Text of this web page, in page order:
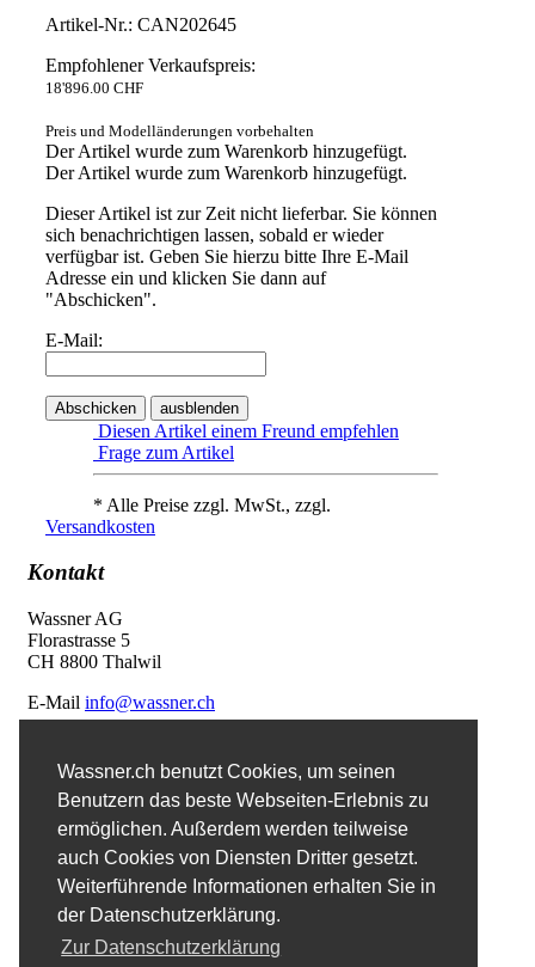
Wassner.ch benutzt Cookies, um seinen
Benutzern das beste Webseiten-Erlebnis zu
ermöglichen. Außerdem werden teilweise
auch Cookies von Diensten Dritter gesetzt.
Weiterführende Informationen erhalten Sie in
der Datenschutzerklärung.
Zur Datenschutzerklärung
Artikel-Nr.: CAN202645
Empfohlener Verkaufspreis:
18'896.00 CHF
Preis und Modelländerungen vorbehalten
Der Artikel wurde zum Warenkorb hinzugefügt.
Der Artikel wurde zum Warenkorb hinzugefügt.
Dieser Artikel ist zur Zeit nicht lieferbar. Sie können
sich benachrichtigen lassen, sobald er wieder
verfügbar ist. Geben Sie hierzu bitte Ihre E-Mail
Adresse ein und klicken Sie dann auf
"Abschicken".
E-Mail:
Abschicken ausblenden
Diesen Artikel einem Freund empfehlen
Frage zum Artikel
* Alle Preise zzgl. MwSt., zzgl.
Versandkosten
Kontakt
Wassner AG
Florastrasse 5
CH 8800 Thalwil
E-Mail info@wassner.ch
Kontaktformular
Favoriten
Erweiterte Suche
Impressum